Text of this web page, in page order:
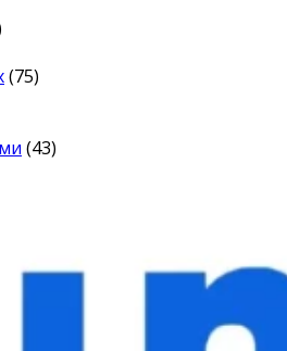
(75)
(43)